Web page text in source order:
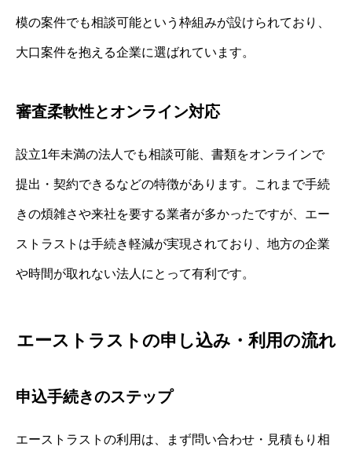
模の案件でも相談可能という枠組みが設けられており、
大口案件を抱える企業に選ばれています。
審査柔軟性とオンライン対応
設立1年未満の法人でも相談可能、書類をオンラインで
提出・契約できるなどの特徴があります。これまで手続
きの煩雑さや来社を要する業者が多かったですが、エー
ストラストは手続き軽減が実現されており、地方の企業
や時間が取れない法人にとって有利です。
エーストラストの申し込み・利用の流れ
申込手続きのステップ
エーストラストの利用は、まず問い合わせ・見積もり相